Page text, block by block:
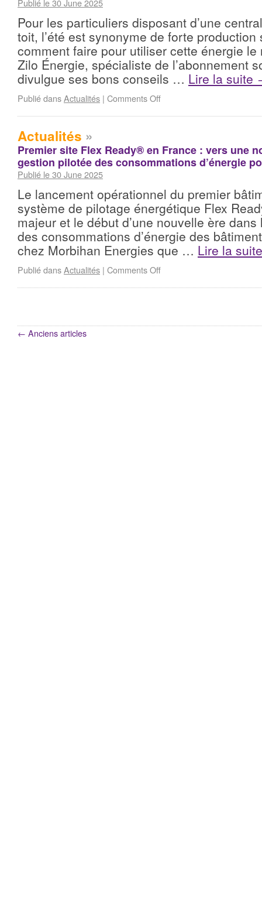
Publié le 30 June 2025
Pour les particuliers disposant d’une
toit, l’été est synonyme de forte production
comment faire pour utiliser cette énergie
Zilo Énergie, spécialiste de l’abonnement
divulgue ses bons conseils … Lire la suite
Publié dansActualités | Comments Off
Actualités »
Premier site Flex Ready® en France : vers une
gestion pilotée des consommations d’énergie
Publié le 30 June 2025
Le lancement opérationnel du premier
système de pilotage énergétique Flex
majeur et le début d’une nouvelle ère
des consommations d’énergie des
chez Morbihan Energies que … Lire la
Publié dansActualités | Comments Off
← Anciens articles